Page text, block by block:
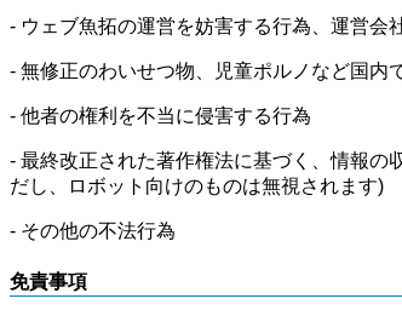
- ウェブ魚拓の運営を妨害する行為、運営会
- 無修正のわいせつ物、児童ポルノなど国内
- 他者の権利を不当に侵害する行為
- 最終改正された著作権法に基づく、情報の
だし、ロボット向けのものは無視されます)
- その他の不法行為
免責事項